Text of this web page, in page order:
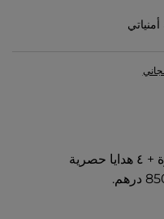
اختاروا حقيبة فاخرة + ٤ هدايا حصرية